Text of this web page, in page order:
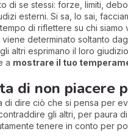
di se stessi: forze, limiti,
esterni. Si sa, lo sai,
di riflettere su chi
determinato soltanto
altri esprimano il loro
a mostrare il tuo
di non piacere
di dire ciò che si pensa per
gli altri, per paura
tenere in conto per